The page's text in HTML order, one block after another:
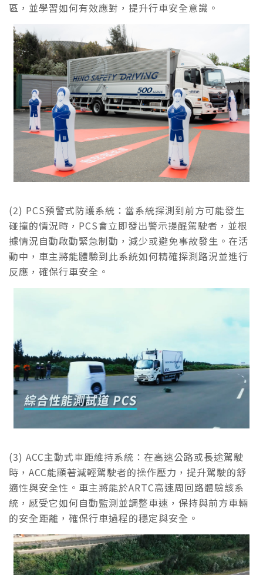
區，並學習如何有效應對，提升行車安全意識。
(2) PCS預警式防護系統：當系統探測到前方可能發生
碰撞的情況時，PCS會立即發出警示提醒駕駛者，並根
據情況自動啟動緊急制動，減少或避免事故發生。在活
動中，車主將能體驗到此系統如何精確探測路況並進行
反應，確保行車安全。
(3) ACC主動式車距維持系統：在高速公路或長途駕駛
時，ACC能顯著減輕駕駛者的操作壓力，提升駕駛的舒
適性與安全性。車主將能於ARTC高速周回路體驗該系
統，感受它如何自動監測並調整車速，保持與前方車輛
的安全距離，確保行車過程的穩定與安全。